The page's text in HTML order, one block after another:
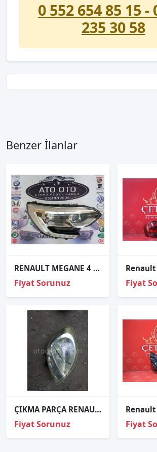
0 552 654 85 15 -
235 30 58
Benzer İlanlar
RENAULT MEGANE 4 ORJİNAL ÇIKMA SAĞ FAR
Fiyat Sorunuz Fiyat
ÇIKMA PARÇA RENAULT KANGOO ÖN SAĞ FAR
Fiyat Sorunuz Fiyat